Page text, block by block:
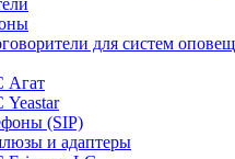
для систем
Агат
(SIP)
и адаптеры